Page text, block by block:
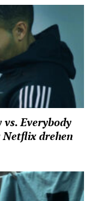
Everybody
drehen